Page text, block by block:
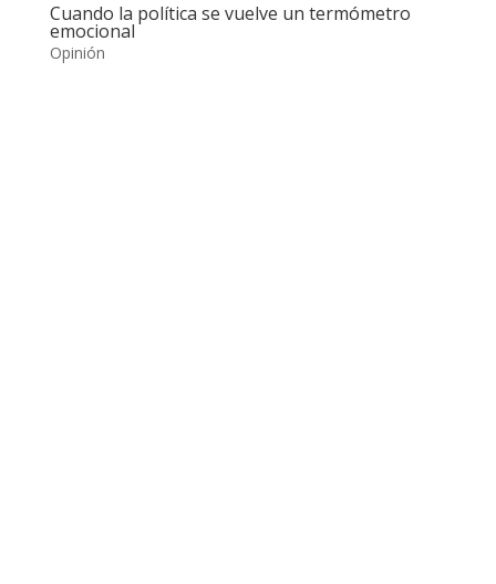
Cuando la política se vuelve un termómetro
emocional
Opinión